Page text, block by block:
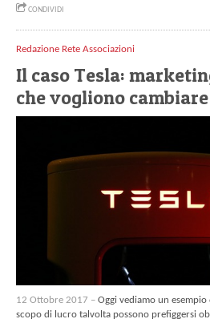
CONDIVIDI
Redazione Rete Associazioni
Il caso Tesla:
che vogliono
12 Ottobre 2017 – Oggi vediamo un
scopo di lucro talvolta possono prefiggersi